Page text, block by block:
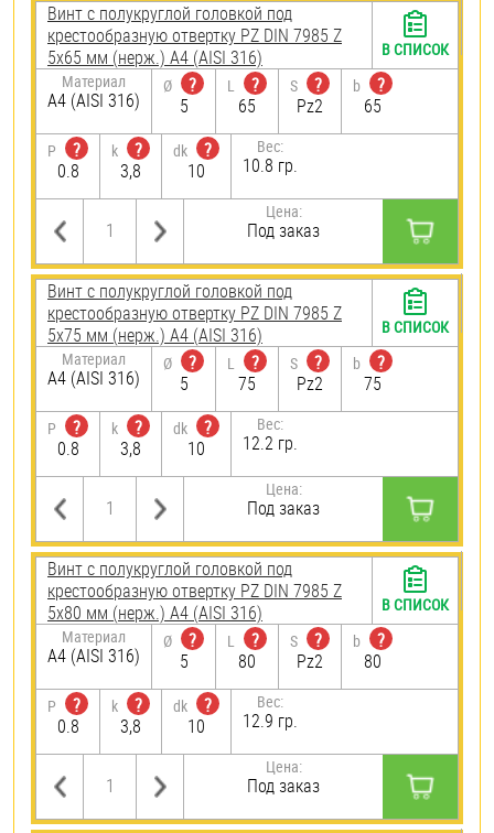
Винт с полукруглой головкой под
крестообразную отвертку PZ DIN 7985 Z
5х65 мм (нерж.) A4 (AISI 316)
Материал
A4 (AISI 316)
Ø
?
5
L
?
65
S
?
Pz2
b
?
65
P
?
0.8
k
?
3,8
dk
?
10
Вес:
10.8 гр.
Цена:
Под заказ
В СПИСОК
Винт с полукруглой головкой под
крестообразную отвертку PZ DIN 7985 Z
5х75 мм (нерж.) A4 (AISI 316)
Материал
A4 (AISI 316)
Ø
?
5
L
?
75
S
?
Pz2
b
?
75
P
?
0.8
k
?
3,8
dk
?
10
Вес:
12.2 гр.
Цена:
Под заказ
В СПИСОК
Винт с полукруглой головкой под
крестообразную отвертку PZ DIN 7985 Z
5х80 мм (нерж.) A4 (AISI 316)
Материал
A4 (AISI 316)
Ø
?
5
L
?
80
S
?
Pz2
b
?
80
P
?
0.8
k
?
3,8
dk
?
10
Вес:
12.9 гр.
Цена:
Под заказ
В СПИСОК